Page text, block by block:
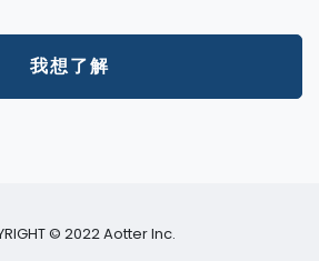
我想了解
© 2022 Aotter Inc.